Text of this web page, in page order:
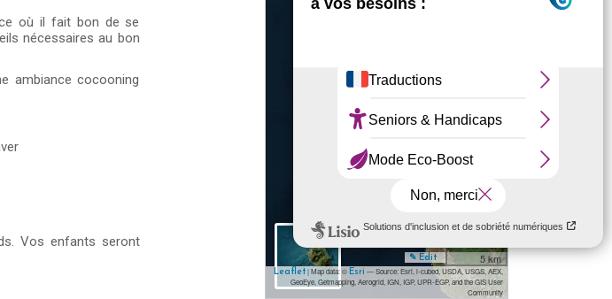
où il fait bon de se
nécessaires au bon
ambiance cocooning
Vos enfants seront
+
−
5 km
✎ Edit
Leaflet| Map data: ©Esri — Source: Esri, i-cubed, USDA, USGS, AEX,
GeoEye, Getmapping, Aerogrid, IGN, IGP, UPR-EGP, and the GIS User
Community